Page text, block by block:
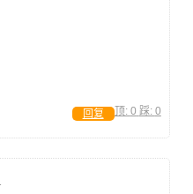
顶: 0 踩: 0
回复